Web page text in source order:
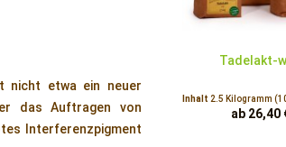
nicht etwa ein neuer
das Auftragen von
Interferenzpigment
Tadelakt-
Inhalt 2.5 Kilogramm
ab 26,40